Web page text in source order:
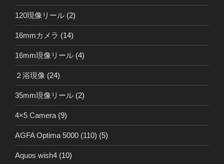
120現像リール (2)
16mmカメラ (14)
16mm現像リール (4)
２浴現像 (24)
35mm現像リール (2)
4×5 Camera (9)
AGFA Optima 5000 (110) (5)
Aquos wish4 (10)